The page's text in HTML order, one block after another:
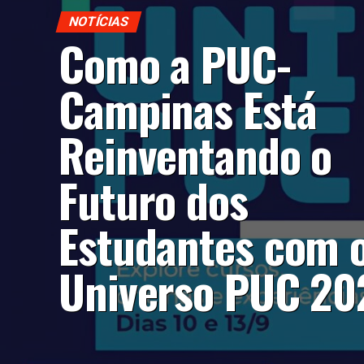
NOTÍCIAS
Como a PUC-
Campinas Está
Reinventando o
Futuro dos
Estudantes com
Universo PUC